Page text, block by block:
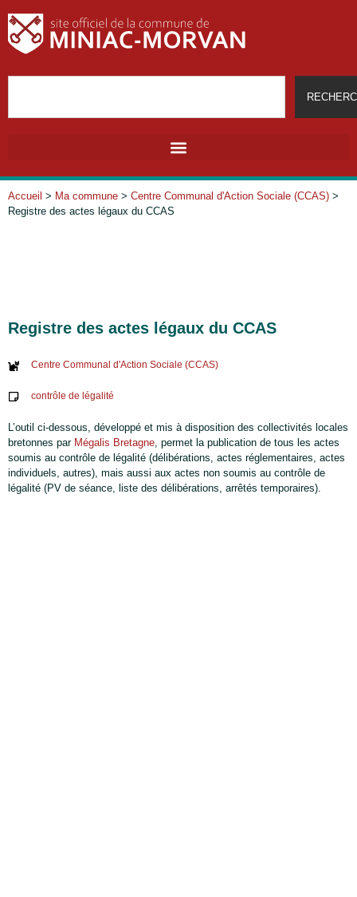
Accueil > Ma commune > Centre Communal d'Action Sociale (CCAS) >
Registre des actes légaux du CCAS
Registre des actes légaux du CCAS
Centre Communal d'Action Sociale (CCAS)
contrôle de légalité
L’outil ci-dessous, développé et mis à disposition des collectivités locales
bretonnes par Mégalis Bretagne, permet la publication de tous les actes
soumis au contrôle de légalité (délibérations, actes réglementaires, actes
individuels, autres), mais aussi aux actes non soumis au contrôle de
légalité (PV de séance, liste des délibérations, arrêtés temporaires).